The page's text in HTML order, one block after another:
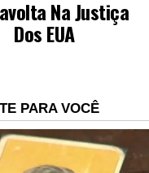
Na Justiça
Dos EUA
PARA VOCÊ